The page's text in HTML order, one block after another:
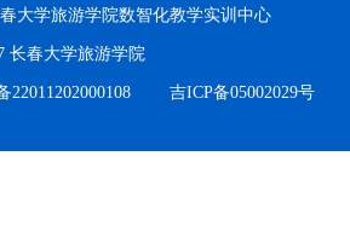
大学旅游学院数智化教学实训中心
长春大学旅游学院
22011202000108 吉ICP备05002029号